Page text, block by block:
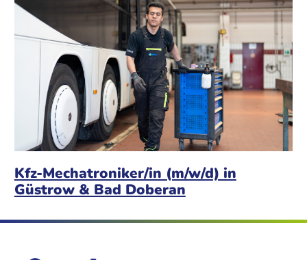
Kfz-Mechatroniker/in (m/w/d) in
Güstrow & Bad Doberan